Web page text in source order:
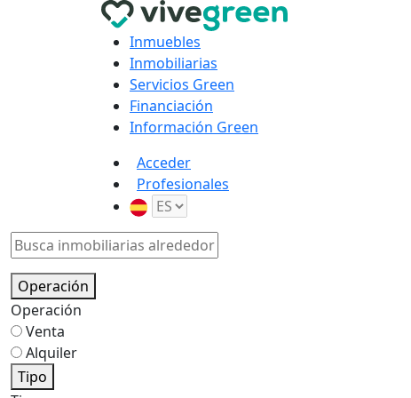
Inmuebles
Inmobiliarias
Servicios Green
Financiación
Información Green
Acceder
Profesionales
Operación
Operación
Venta
Alquiler
Tipo